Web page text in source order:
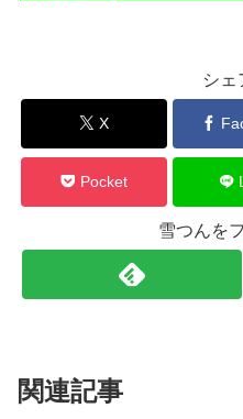
シェ
X
Pocket
雪つんを
関連記事